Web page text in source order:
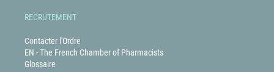
RECRUTEMENT
Contacter l'Ordre
EN - The French Chamber of Pharmacists
Glossaire